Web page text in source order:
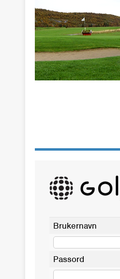
Brukernavn
Passord